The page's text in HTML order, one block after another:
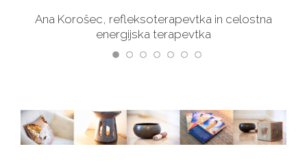
Ana Korošec, refleksoterapevtka in celostna
energijska terapevtka